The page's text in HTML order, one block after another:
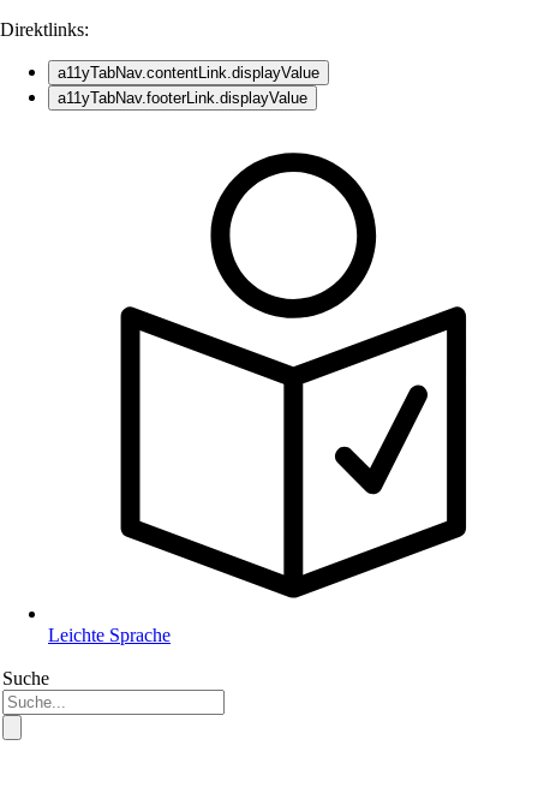
Direktlinks:
a11yTabNav.contentLink.displayValue
a11yTabNav.footerLink.displayValue
Leichte Sprache
Suche